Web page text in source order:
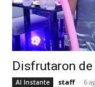
Disfrutaron de
Al Instante staff - 6